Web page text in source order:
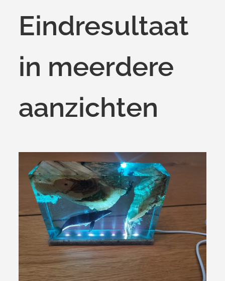
Eindresultaat
in meerdere
aanzichten